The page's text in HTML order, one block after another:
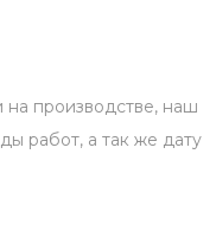
на производстве, наш
работ, а так же дату